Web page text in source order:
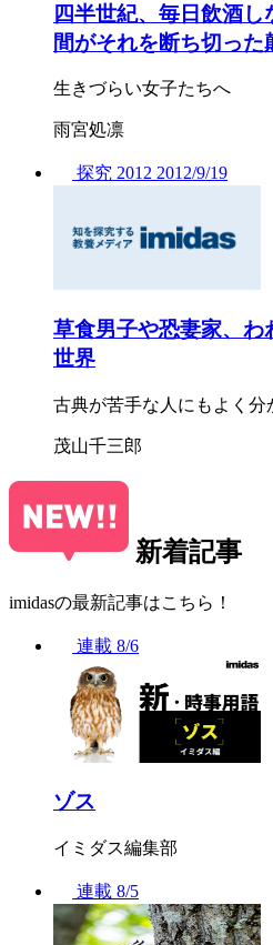
四半世紀、毎日飲酒
間がそれを断ち切った
生きづらい女子たちへ
雨宮処凛
探究 2012 2012/9/19
草食男子や恐妻家、わ
世界
古典が苦手な人にもよく分
茂山千三郎
新着記事
imidasの最新記事はこちら！
連載 8/6
ゾス
イミダス編集部
連載 8/5